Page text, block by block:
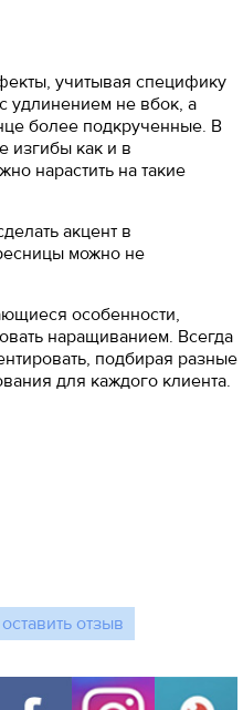
учитывая специфику
не вбок, а
более подкрученные. В
изгибы как и в
нарастить на такие
акцент в
можно не
особенности,
наращиванием. Всегда
подбирая разные
для каждого клиента.
отзыв